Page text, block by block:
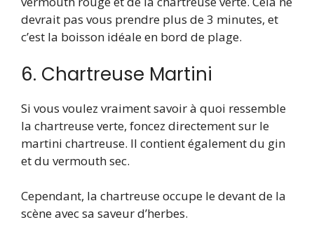
devrait pas vous prendre plus de 3 minutes, et
c’est la boisson idéale en bord de plage.
6. Chartreuse Martini
Si vous voulez vraiment savoir à quoi ressemble
la chartreuse verte, foncez directement sur le
martini chartreuse. Il contient également du gin
et du vermouth sec.
Cependant, la chartreuse occupe le devant de la
scène avec sa saveur d’herbes.